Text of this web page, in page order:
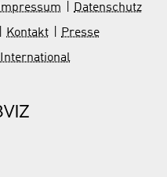
Impressum
Datenschutz
Kontakt
Presse
International